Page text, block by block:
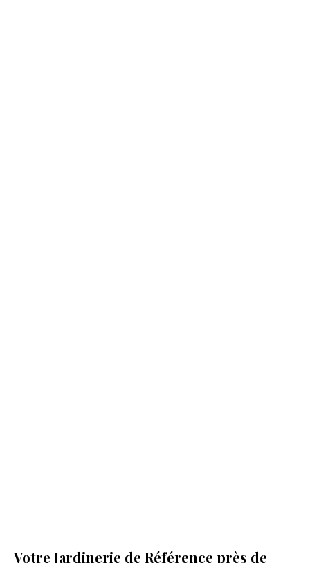
Votre Jardinerie de Référence près de